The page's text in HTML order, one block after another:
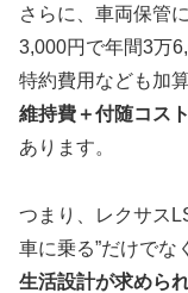
さらに、車両保管
3,000円で年間3万
特約費用なども加
維持費＋付随コス
あります。
つまり、レクサス
車に乗る”だけでな
生活設計が求めら